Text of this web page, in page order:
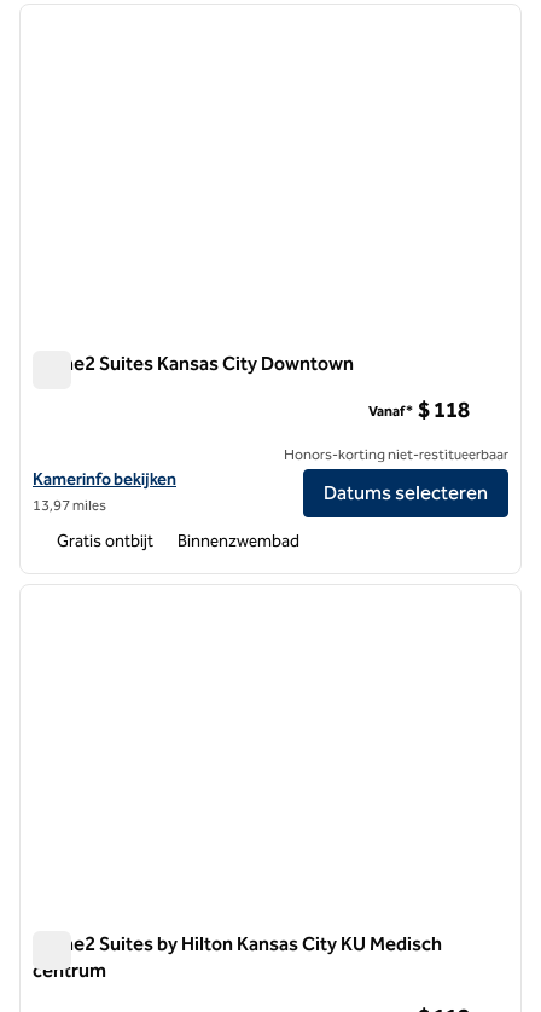
1 van 12
Home2 Suites Kansas City Downtown
Bekijk hoteldetails voor Home2 Suites Kansas City Downtown
Kamerinfo bekijken
13,97 miles
Vanaf* $ 118
Honors-korting niet-restitueerbaar
Datums selecteren
Gratis ontbijt Binnenzwembad
1 van 12
Home2 Suites by Hilton Kansas City KU Medisch
centrum